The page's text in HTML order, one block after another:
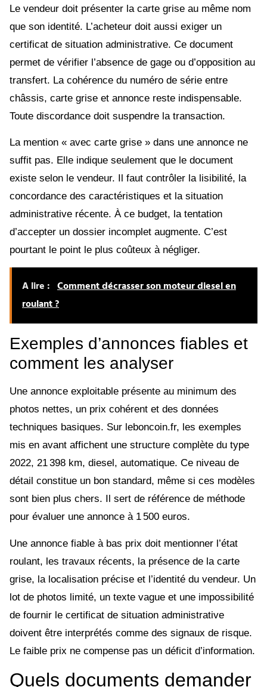
Le vendeur doit présenter la carte grise au même nom
que son identité. L’acheteur doit aussi exiger un
certificat de situation administrative. Ce document
permet de vérifier l’absence de gage ou d’opposition au
transfert. La cohérence du numéro de série entre
châssis, carte grise et annonce reste indispensable.
Toute discordance doit suspendre la transaction.
La mention « avec carte grise » dans une annonce ne
suffit pas. Elle indique seulement que le document
existe selon le vendeur. Il faut contrôler la lisibilité, la
concordance des caractéristiques et la situation
administrative récente. À ce budget, la tentation
d’accepter un dossier incomplet augmente. C’est
pourtant le point le plus coûteux à négliger.
A lire : Comment décrasser son moteur diesel en
roulant ?
Exemples d’annonces fiables et
comment les analyser
Une annonce exploitable présente au minimum des
photos nettes, un prix cohérent et des données
techniques basiques. Sur leboncoin.fr, les exemples
mis en avant affichent une structure complète du type
2022, 21 398 km, diesel, automatique. Ce niveau de
détail constitue un bon standard, même si ces modèles
sont bien plus chers. Il sert de référence de méthode
pour évaluer une annonce à 1 500 euros.
Une annonce fiable à bas prix doit mentionner l’état
roulant, les travaux récents, la présence de la carte
grise, la localisation précise et l’identité du vendeur. Un
lot de photos limité, un texte vague et une impossibilité
de fournir le certificat de situation administrative
doivent être interprétés comme des signaux de risque.
Le faible prix ne compense pas un déficit d’information.
Quels documents demander